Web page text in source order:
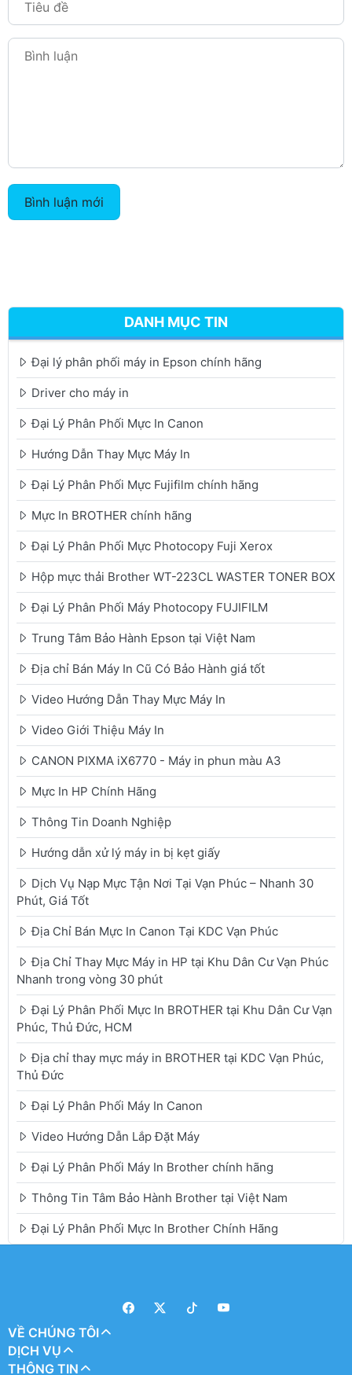
Bình luận mới
DANH MỤC TIN
Đại lý phân phối máy in Epson chính hãng
Driver cho máy in
Đại Lý Phân Phối Mực In Canon
Hướng Dẫn Thay Mực Máy In
Đại Lý Phân Phối Mực Fujifilm chính hãng
Mực In BROTHER chính hãng
Đại Lý Phân Phối Mực Photocopy Fuji Xerox
Hộp mực thải Brother WT-223CL WASTER TONER BOX
Đại Lý Phân Phối Máy Photocopy FUJIFILM
Trung Tâm Bảo Hành Epson tại Việt Nam
Địa chỉ Bán Máy In Cũ Có Bảo Hành giá tốt
Video Hướng Dẫn Thay Mực Máy In
Video Giới Thiệu Máy In
CANON PIXMA iX6770 - Máy in phun màu A3
Mực In HP Chính Hãng
Thông Tin Doanh Nghiệp
Hướng dẫn xử lý máy in bị kẹt giấy
Dịch Vụ Nạp Mực Tận Nơi Tại Vạn Phúc – Nhanh 30
Phút, Giá Tốt
Địa Chỉ Bán Mực In Canon Tại KDC Vạn Phúc
Địa Chỉ Thay Mực Máy in HP tại Khu Dân Cư Vạn Phúc
Nhanh trong vòng 30 phút
Đại Lý Phân Phối Mực In BROTHER tại Khu Dân Cư Vạn
Phúc, Thủ Đức, HCM
Địa chỉ thay mực máy in BROTHER tại KDC Vạn Phúc,
Thủ Đức
Đại Lý Phân Phối Máy In Canon
Video Hướng Dẫn Lắp Đặt Máy
Đại Lý Phân Phối Máy In Brother chính hãng
Thông Tin Tâm Bảo Hành Brother tại Việt Nam
Đại Lý Phân Phối Mực In Brother Chính Hãng
VỀ CHÚNG TÔI
DỊCH VỤ
THÔNG TIN